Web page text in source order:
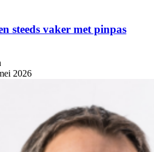
steeds vaker met pinpas
2026